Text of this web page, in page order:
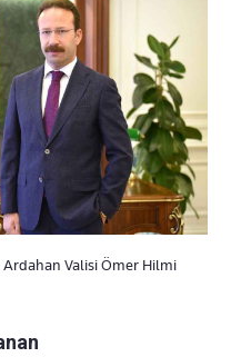
Valisi Ömer Hilmi